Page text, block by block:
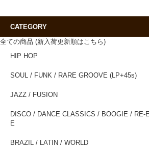
CATEGORY
全ての商品 (新入荷更新順はこちら)
HIP HOP
SOUL / FUNK / RARE GROOVE (LP+45s)
JAZZ / FUSION
DISCO / DANCE CLASSICS / BOOGIE / RE-
E
BRAZIL / LATIN / WORLD